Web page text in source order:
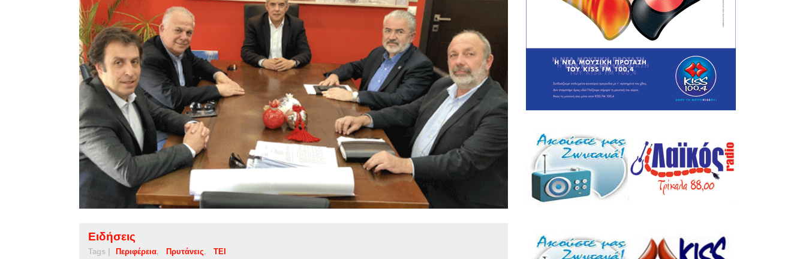
Ειδήσεις
Tags | Περιφέρεια Πρυτάνεις ΤΕΙ